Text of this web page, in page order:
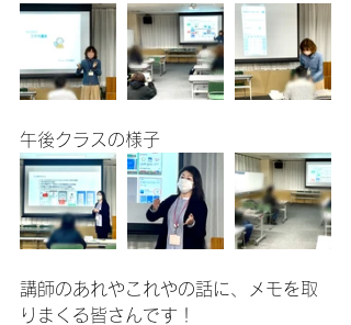
午後クラスの様子
講師のあれやこれやの話に、メモを取
りまくる皆さんです！